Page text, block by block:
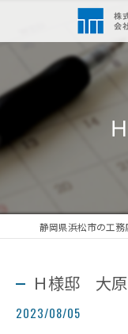
Ｈ様邸 大原
2023/08/05